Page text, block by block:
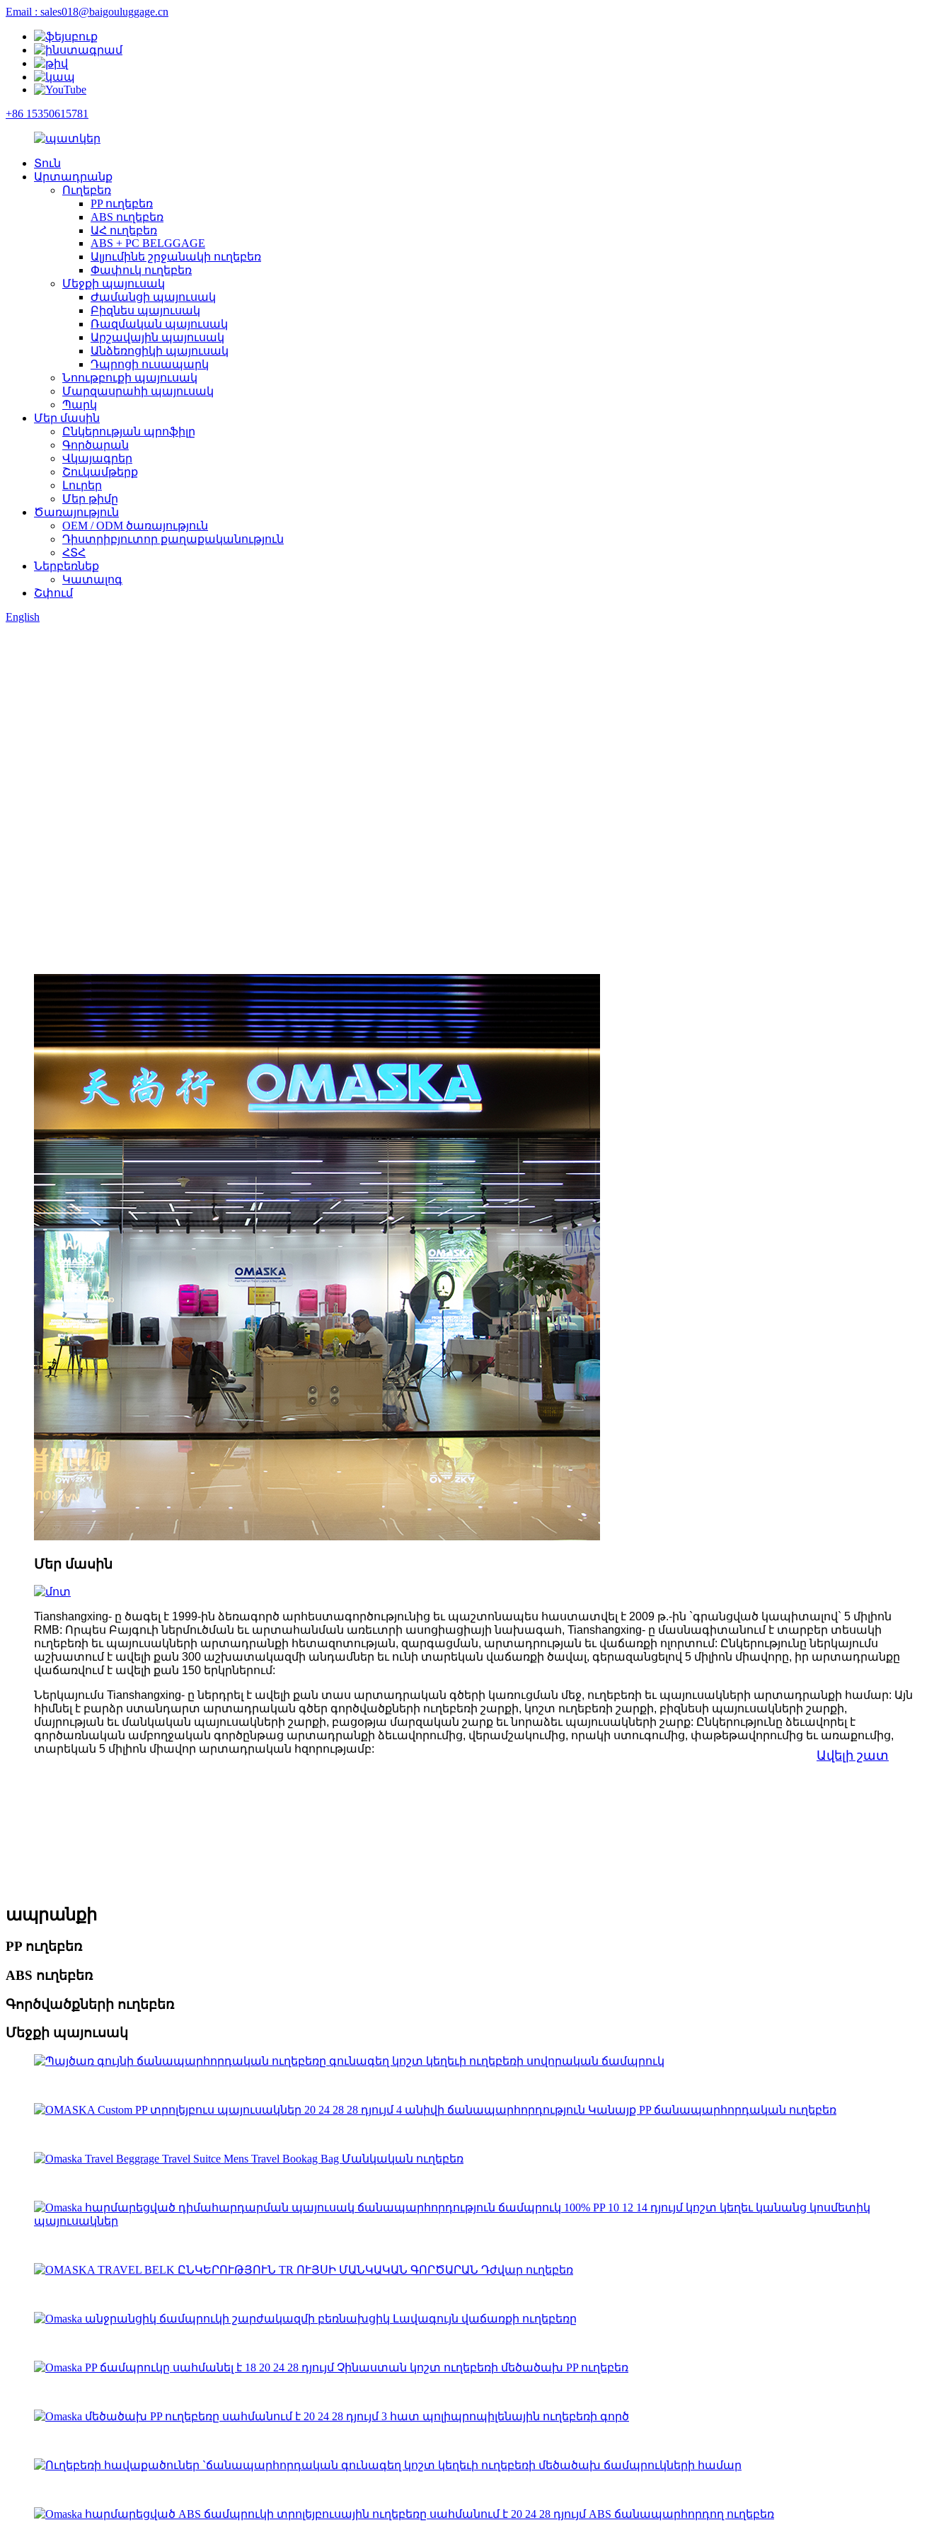
Email : sales018@baigouluggage.cn
+86 15350615781
Տուն
Արտադրանք
Ուղեբեռ
PP ուղեբեռ
ABS ուղեբեռ
ԱՀ ուղեբեռ
ABS + PC BELGGAGE
Ալյումինե շրջանակի ուղեբեռ
Փափուկ ուղեբեռ
Մեջքի պայուսակ
Ժամանցի պայուսակ
Բիզնես պայուսակ
Ռազմական պայուսակ
Արշավային պայուսակ
Անձեռոցիկի պայուսակ
Դպրոցի ուսապարկ
Նոութբուքի պայուսակ
Մարզասրահի պայուսակ
Պարկ
Մեր մասին
Ընկերության պրոֆիլը
Գործարան
Վկայագրեր
Շուկամթերք
Լուրեր
Մեր թիմը
Ծառայություն
OEM / ODM ծառայություն
Դիստրիբյուտոր քաղաքականություն
ՀՏՀ
Ներբեռնեք
Կատալոգ
Շփում
English
Մեր մասին
Tianshangxing- ը ծագել է 1999-ին ձեռագործ արհեստագործությունից եւ պաշտոնապես հաստատվել է 2009 թ.-ին `գրանցված կապիտալով` 5 միլիոն
RMB: Որպես Բայգուի ներմուծման եւ արտահանման առեւտրի ասոցիացիայի նախագահ, Tianshangxing- ը մասնագիտանում է տարբեր տեսակի
ուղեբեռի եւ պայուսակների արտադրանքի հետազոտության, զարգացման, արտադրության եւ վաճառքի ոլորտում: Ընկերությունը ներկայումս
աշխատում է ավելի քան 300 աշխատակազմի անդամներ եւ ունի տարեկան վաճառքի ծավալ, գերազանցելով 5 միլիոն միավորը, իր արտադրանքը
վաճառվում է ավելի քան 150 երկրներում:
Ներկայումս Tianshangxing- ը ներդրել է ավելի քան տաս արտադրական գծերի կառուցման մեջ, ուղեբեռի եւ պայուսակների արտադրանքի համար: Այն
հիմնել է բարձր ստանդարտ արտադրական գծեր գործվածքների ուղեբեռի շարքի, կոշտ ուղեբեռի շարքի, բիզնեսի պայուսակների շարքի,
մայրության եւ մանկական պայուսակների շարքի, բացօթյա մարզական շարք եւ նորաձեւ պայուսակների շարք: Ընկերությունը ձեւավորել է
գործառնական ամբողջական գործընթաց արտադրանքի ձեւավորումից, վերամշակումից, որակի ստուգումից, փաթեթավորումից եւ առաքումից,
տարեկան 5 միլիոն միավոր արտադրական հզորությամբ:
Ավելի շատ
ապրանքի
PP ուղեբեռ
ABS ուղեբեռ
Գործվածքների ուղեբեռ
Մեջքի պայուսակ